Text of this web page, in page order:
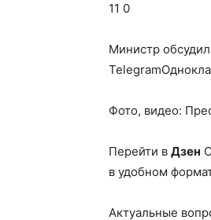
11 0
Министр
Фото, видео:
Перейти в Дзен
в удобном
Актуальные